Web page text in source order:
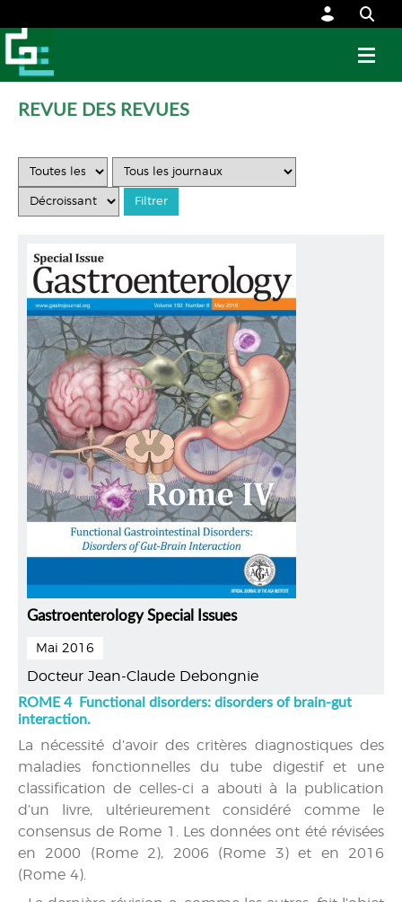
REVUE DES REVUES
Gastroenterology Special Issues
Mai 2016
Docteur Jean-Claude Debongnie
ROME 4 Functional disorders: disorders of brain-gut
interaction.
La nécessité d’avoir des critères diagnostiques des
maladies fonctionnelles du tube digestif et une
classification de celles-ci a abouti à la publication
d’un livre, ultérieurement considéré comme le
consensus de Rome 1. Les données ont été révisées
en 2000 (Rome 2), 2006 (Rome 3) et en 2016
(Rome 4).